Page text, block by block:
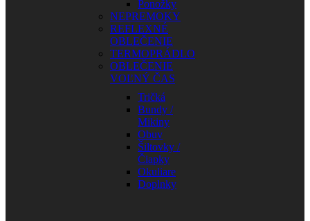
Ponožky
NEPREMOKY
REFLEXNÉ
OBLEČENIE
TERMOPRÁDLO
OBLEČENIE
VOĽNÝ ČAS
Tričká
Bundy /
Mikiny
Obuv
Šiltovky /
Čiapky
Okuliare
Doplnky